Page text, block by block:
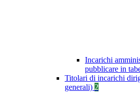
Incarichi
pubblicare in
Titolari di incarichi
generali) 2